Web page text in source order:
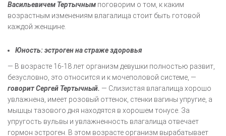
Васильевичем Тертычным поговорим о том, к каким
возрастным изменениям влагалища стоит быть готовой
каждой женщине.
Юность: эстроген на страже здоровья
— В возрасте 16-18 лет организм девушки полностью развит,
безусловно, это относится и к мочеполовой системе, —
говорит Сергей Тертычный. — Слизистая влагалища хорошо
увлажнена, имеет розовый оттенок, стенки вагины упругие, а
мышцы тазового дня находятся в хорошем тонусе. За
упругость вульвы и увлажненность влагалища отвечает
гормон эстроген. В этом возрасте организм вырабатывает